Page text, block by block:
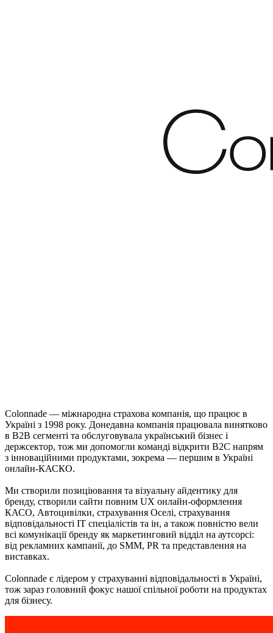
Colonnade — міжнародна страхова компанія, що працює в
Україні з 1998 року. Донедавна компанія працювала винятково
в B2B сегменті та обслуговувала український бізнес і
держсектор, тож ми допомогли команді відкрити B2C напрям
з інноваційними продуктами, зокрема — першим в Україні
онлайн-КАСКО.
Ми створили позиціювання та візуальну айдентику для
бренду, створили сайти повним UX онлайн-оформлення
КАСО, Автоцивілки, страхування Оселі, страхування
відповідальності ІТ спеціалістів та ін, а також повністю вели
всі комунікації бренду як маркетинговий відділ на аутсорсі:
від рекламних кампанії, до SMM, PR та представлення на
виставках.
Colonnade є лідером у страхуванні відповідальності в Україні,
тож зараз головний фокус нашої спільної роботи на продуктах
для бізнесу.